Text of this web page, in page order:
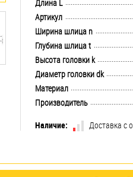
Длина L
Артикул
Ширина шлица n
Глубина шлица t
Высота головки k
Диаметр головки dk
Материал
Производитель
Наличие:
Доставка с